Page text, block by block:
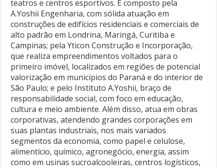
teatros e centros esportivos. É composto pela
A.Yoshii Engenharia, com sólida atuação em
construções de edifícios residenciais e comerciais de
alto padrão em Londrina, Maringá, Curitiba e
Campinas; pela Yticon Construção e Incorporação,
que realiza empreendimentos voltados para o
primeiro imóvel, localizados em regiões de potencial
valorização em municípios do Paraná e do interior de
São Paulo; e pelo Instituto A.Yoshii, braço de
responsabilidade social, com foco em educação,
cultura e meio ambiente. Além disso, atua em obras
corporativas, atendendo grandes corporações em
suas plantas industriais, nos mais variados
segmentos da economia, como papel e celulose,
alimentício, químico, agronegócio, energia, assim
como em usinas sucroalcooleiras, centros logísticos,